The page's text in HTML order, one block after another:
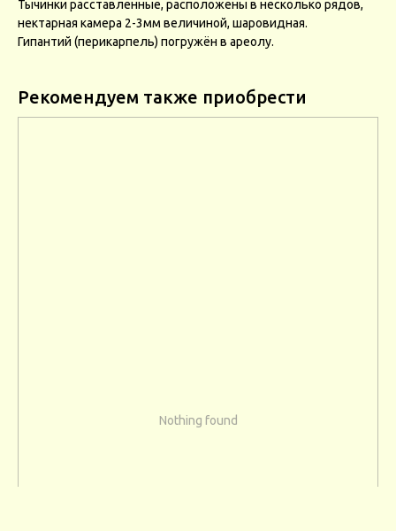
Тычинки расставленные, расположены в несколько рядов,
нектарная камера 2-3мм величиной, шаровидная.
Гипантий (перикарпель) погружён в ареолу.
Рекомендуем также приобрести
Nothing found